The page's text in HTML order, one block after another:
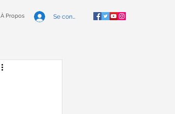
À Propos Se connecter